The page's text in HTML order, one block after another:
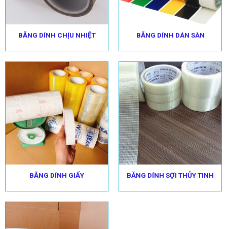
BĂNG DÍNH CHỊU NHIỆT BĂNG DÍNH DÁN SÀN
BĂNG DÍNH GIẤY BĂNG DÍNH SỢI THỦY TINH